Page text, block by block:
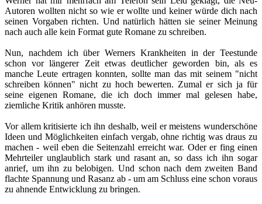
Autoren wollten nicht so wie er wollte und keiner würde dich nach
seinen Vorgaben richten. Und natürlich hätten sie seiner Meinung
nach auch alle kein Format gute Romane zu schreiben.
Nun, nachdem ich über Werners Krankheiten in der Teestunde
schon vor längerer Zeit etwas deutlicher geworden bin, als es
manche Leute ertragen konnten, sollte man das mit seinem "nicht
schreiben können" nicht zu hoch bewerten. Zumal er sich ja für
seine eigenen Romane, die ich doch immer mal gelesen habe,
ziemliche Kritik anhören musste.
Vor allem kritisierte ich ihn deshalb, weil er meistens wunderschöne
Ideen und Möglichkeiten einfach vergab, ohne richtig was draus zu
machen - weil eben die Seitenzahl erreicht war. Oder er fing einen
Mehrteiler unglaublich stark und rasant an, so dass ich ihn sogar
anrief, um ihn zu belobigen. Und schon nach dem zweiten Band
flachte Spannung und Rasanz ab - um am Schluss eine schon voraus
zu ahnende Entwicklung zu bringen.